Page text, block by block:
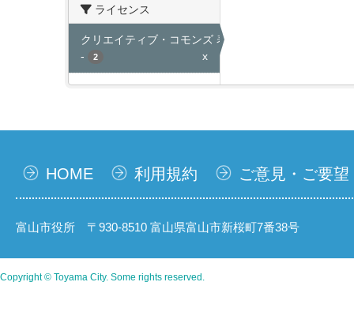
ライセンス
クリエイティブ・コモンズ 表示
-
2 x
HOME 利用規約 ご意見・ご要望
富山市役所 〒930-8510 富山県富山市新桜町7番38号
Copyright © Toyama City. Some rights reserved.